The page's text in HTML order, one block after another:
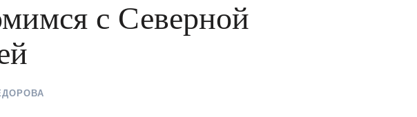
с Северной